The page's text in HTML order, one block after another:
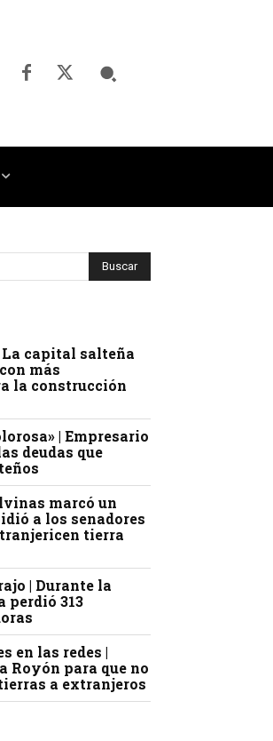
La capital salteña
más
la construcción
| Empresario
deudas que
marcó un
a los senadores
tierra
| Durante la
perdió 313
en las redes |
Royón para que no
a extranjeros